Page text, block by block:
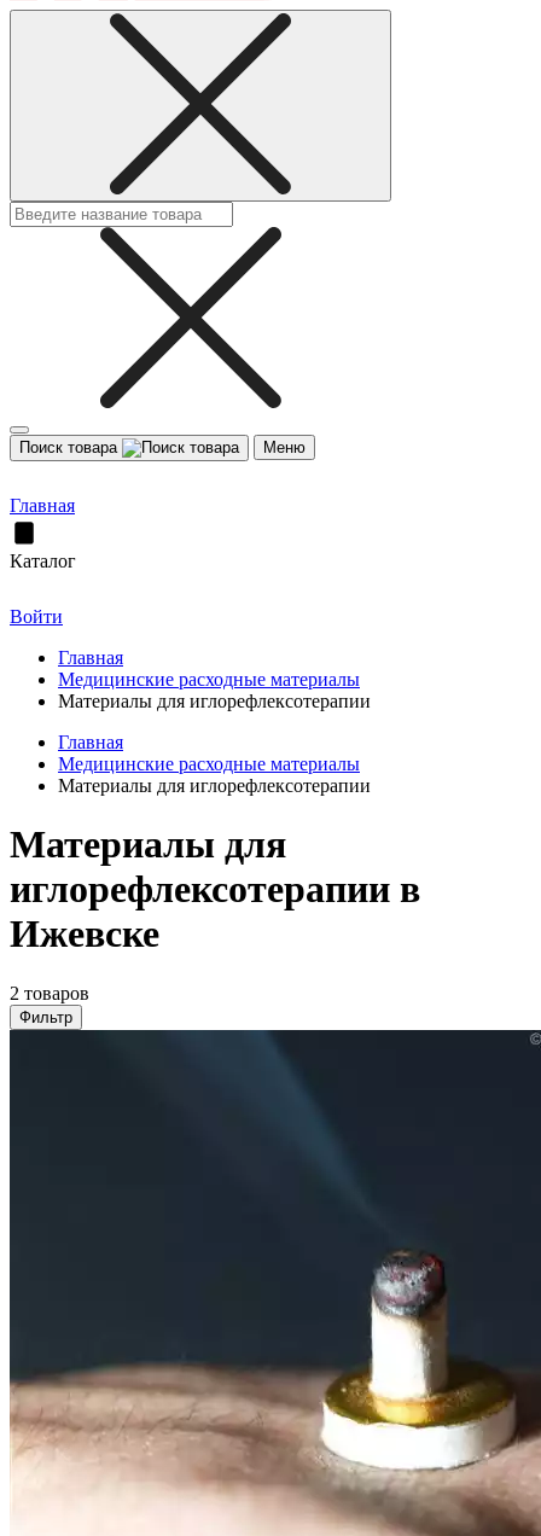
Поиск товара Меню
Главная
Каталог
Войти
Главная
Медицинские расходные материалы
Материалы для иглорефлексотерапии
Главная
Медицинские расходные материалы
Материалы для иглорефлексотерапии
Материалы для
иглорефлексотерапии в
Ижевске
2 товаров
Фильтр